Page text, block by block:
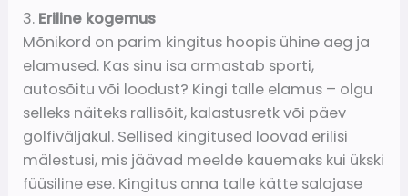
3. Eriline kogemus
Mõnikord on parim kingitus hoopis ühine aeg ja
elamused. Kas sinu isa armastab sporti,
autosõitu või loodust? Kingi talle elamus – olgu
selleks näiteks rallisõit, kalastusretk või päev
golfiväljakul. Sellised kingitused loovad erilisi
mälestusi, mis jäävad meelde kauemaks kui ükski
füüsiline ese. Kingitus anna talle kätte salajase